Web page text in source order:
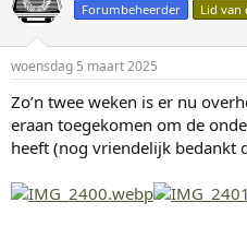
Forumbeheerder Lid van
woensdag 5 maart 2025
Zo’n twee weken is er nu
eraan toegekomen om de
heeft (nog vriendelijk bedankt